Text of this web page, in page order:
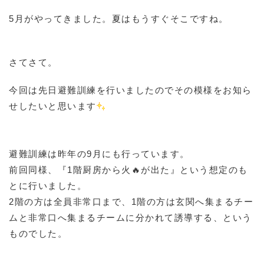
5月がやってきました。夏はもうすぐそこですね。
さてさて。
今回は先日避難訓練を行いましたのでその模様をお知ら
せしたいと思います
避難訓練は昨年の9月にも行っています。
前回同様、『1階厨房から火🔥が出た』という想定のも
とに行いました。
2階の方は全員非常口まで、1階の方は玄関へ集まるチー
ムと非常口へ集まるチームに分かれて誘導する、という
ものでした。